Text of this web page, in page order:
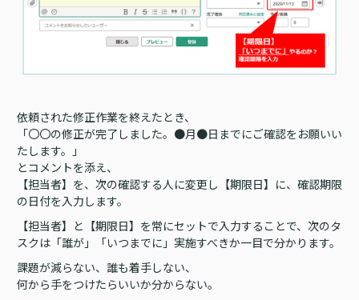
依頼された修正作業を終えたとき、
「〇〇の修正が完了しました。●月●日までにご確認をお願いい
たします。」
とコメントを添え、
【担当者】を、次の確認する人に変更し【期限日】に、確認期限
の日付を入力します。
【担当者】と【期限日】を常にセットで入力することで、次のタ
スクは「誰が」「いつまでに」実施すべきか一目で分かります。
課題が減らない、誰も着手しない、
何から手をつけたらいいか分からない。